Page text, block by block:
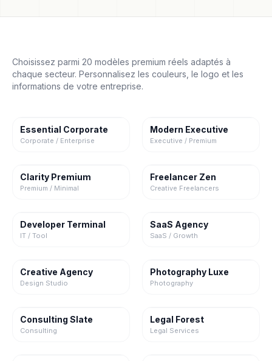
Choisissez parmi 20 modèles premium réels adaptés à
chaque secteur. Personnalisez les couleurs, le logo et les
informations de votre entreprise.
Essential Corporate
Corporate / Enterprise
Modern Executive
Executive / Premium
Clarity Premium
Premium / Minimal
Freelancer Zen
Creative Freelancers
Developer Terminal
IT / Tool
SaaS Agency
SaaS / Growth
Creative Agency
Design Studio
Photography Luxe
Photography
Consulting Slate
Consulting
Legal Forest
Legal Services